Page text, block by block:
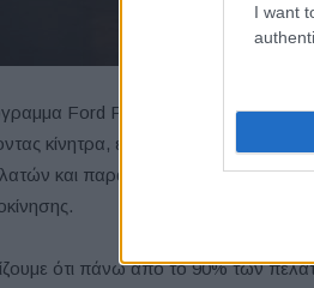
I want
Ford Power Promise έχει
κίνητρα, επιπλέον ευκολίες και
και παράλληλα τους επιτρέπει
ότι πάνω από το 90% των